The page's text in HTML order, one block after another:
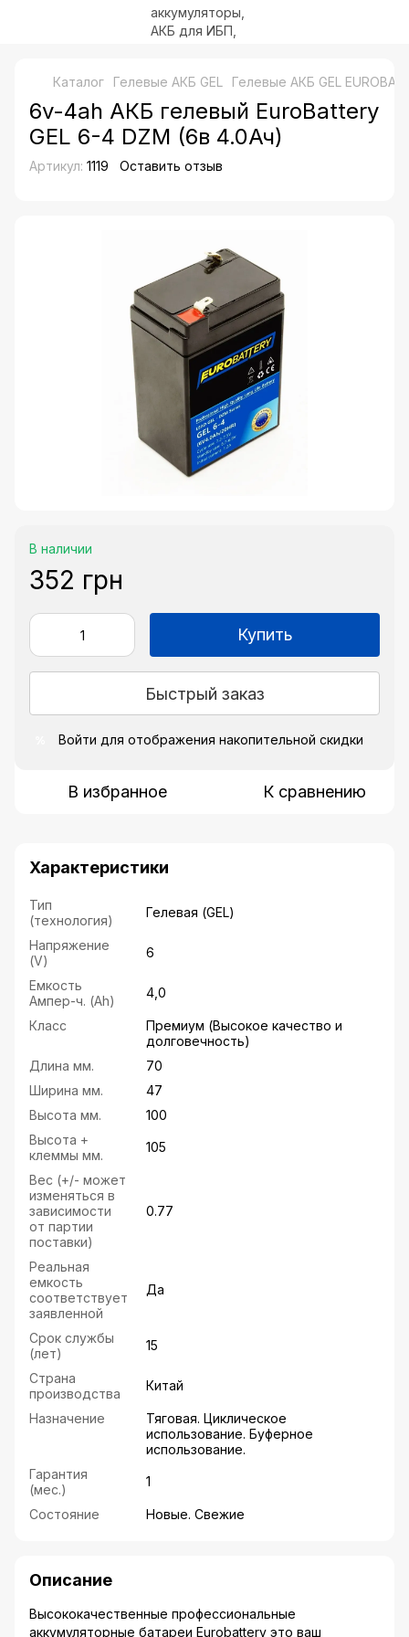
Каталог Гелевые АКБ GEL Гелевые АКБ GEL
6v-4ah АКБ гелевый EuroBattery
GEL 6-4 DZM (6в 4.0Ач)
Артикул: 1119 Оставить отзыв
В наличии
352 грн
Купить
Быстрый заказ
Войти для отображения накопительной скидки
В избранное К сравнению
Характеристики
Тип
(технология)
Гелевая (GEL)
Напряжение
(V)
6
Емкость
Ампер-ч. (Ah)
4,0
Класс
Премиум (Высокое качество и
долговечность)
Длина мм.
70
Ширина мм.
47
Высота мм.
100
Высота +
клеммы мм.
105
Вес (+/- может
изменяться в
зависимости
от партии
поставки)
0.77
Реальная
емкость
соответствует
заявленной
Да
Срок службы
(лет)
15
Страна
производства
Китай
Назначение
Тяговая. Циклическое
использование. Буферное
использование.
Гарантия
(мес.)
1
Состояние Новые. Свежие
Описание
Высококачественные профессиональные
аккумуляторные батареи Eurobattery это ваш